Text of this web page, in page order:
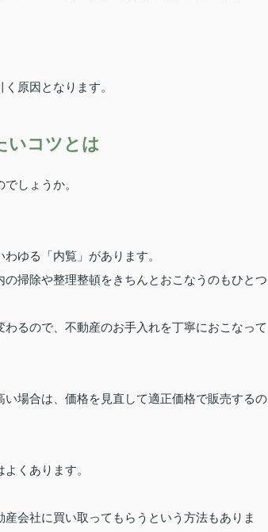
原因となります。
いコツとは
しょうか。
ゆる「内覧」があります。
掃除や整理整頓をきちんとおこなうのもひとつ
るので、不動産のお手入れを丁寧におこなって
場合は、価格を見直して適正価格で販売するの
くあります。
会社に買い取ってもらうという方法もありま